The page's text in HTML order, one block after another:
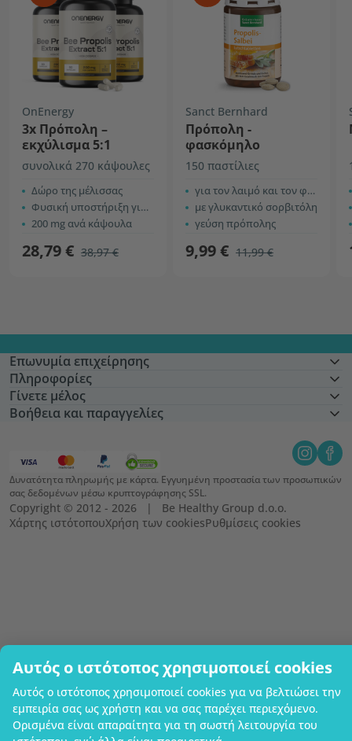
Αυτός ο ιστότοπος χρησιμοποιεί cookies
Αυτός ο ιστότοπος χρησιμοποιεί cookies για να βελτιώσει την
εμπειρία σας ως χρήστη και να σας παρέχει περιεχόμενο.
Ορισμένα είναι απαραίτητα για τη σωστή λειτουργία του
OnEnergy
3x Πρόπολη –
εκχύλισμα 5:1
συνολικά 270 κάψουλες
Δώρο της μέλισσας
Φυσική υποστήριξη για το σώμα
200 mg ανά κάψουλα
28,79 € 38,97 €
Sanct Bernhard
Πρόπολη -
φασκόμηλο
150 παστίλιες
για τον λαιμό και τον φάρυγγα
με γλυκαντικό σορβιτόλη
γεύση πρόπολης
9,99 € 11,99 €
Επωνυμία επιχείρησης
Πληροφορίες
Γίνετε μέλος
Βοήθεια και παραγγελίες
Δυνατότητα πληρωμής με κάρτα. Εγγυημένη προστασία των προσωπικών
σας δεδομένων μέσω κρυπτογράφησης SSL.
Copyright © 2012 - 2026   |   Be Healthy Group d.o.o.
Χάρτης ιστότοπουΧρήση των cookiesΡυθμίσεις cookies